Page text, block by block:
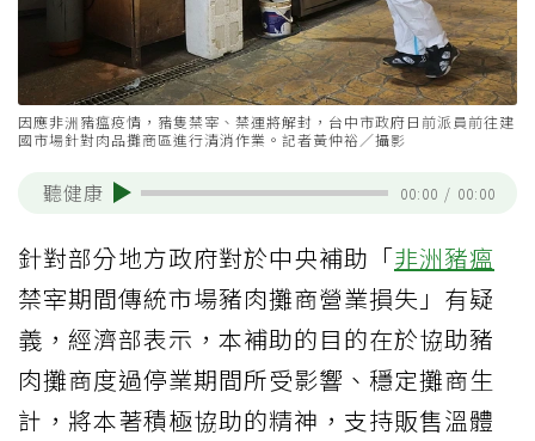
因應非洲豬瘟疫情，豬隻禁宰、禁運將解封，台中市政府日前派員前往建
國市場針對肉品攤商區進行清消作業。記者黃仲裕／攝影
聽健康 00:00 / 00:00
針對部分地方政府對於中央補助「非洲豬瘟
禁宰期間傳統市場豬肉攤商營業損失」有疑
義，經濟部表示，本補助的目的在於協助豬
肉攤商度過停業期間所受影響、穩定攤商生
計，將本著積極協助的精神，支持販售溫體